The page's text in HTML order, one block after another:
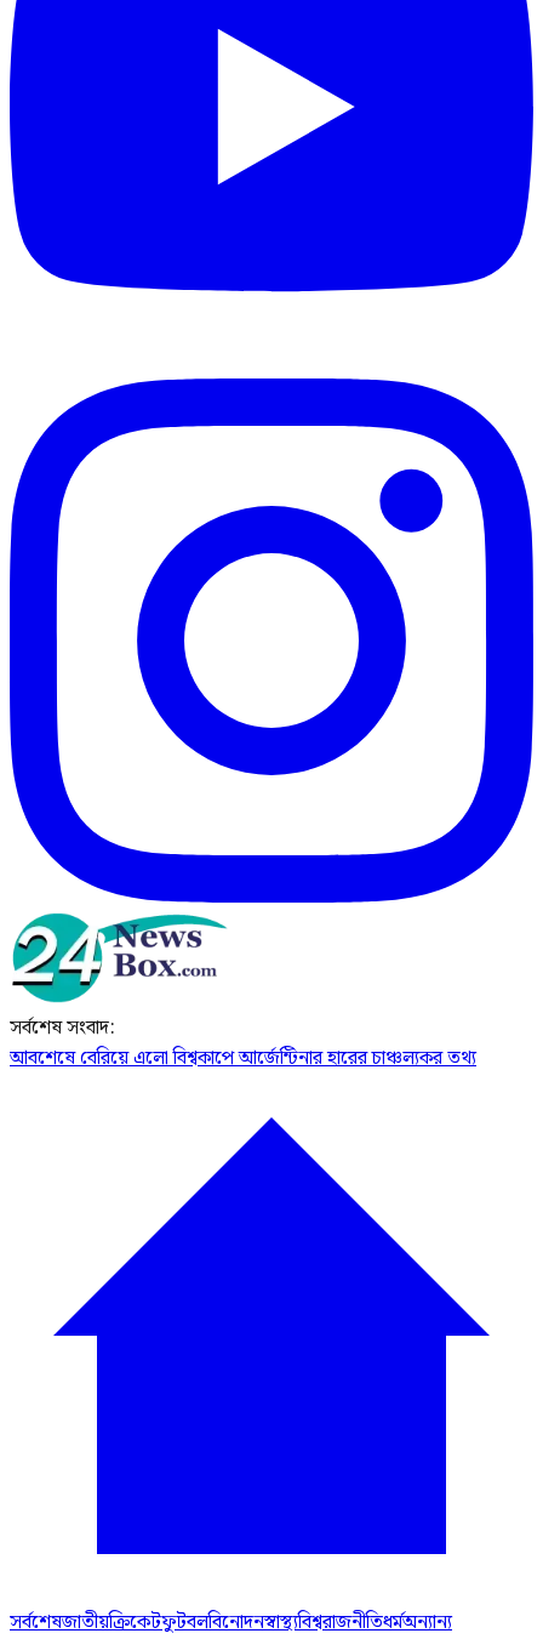
সর্বশেষ সংবাদ:
আবশেষে বেরিয়ে এলো বিশ্বকাপে আর্জেন্টিনার হারের চাঞ্চল্যকর তথ্য
সর্বশেষজাতীয়ক্রিকেটফুটবলবিনোদনস্বাস্থ্যবিশ্বরাজনীতিধর্মঅন্যান্য